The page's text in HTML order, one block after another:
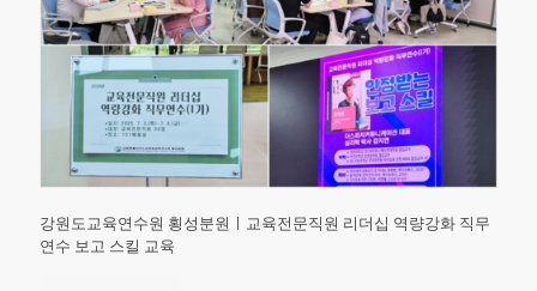
강원도교육연수원 횡성분원ㅣ교육전문직원 리더십 역량강화 직무
연수 보고 스킬 교육